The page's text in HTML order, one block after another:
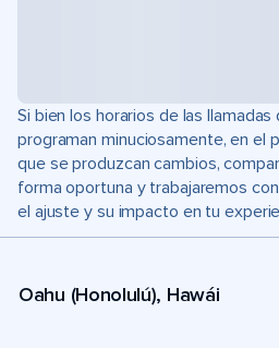
Si bien los horarios de las
programan minuciosamente, en el
que se produzcan cambios,
forma oportuna y trabajaremos
el ajuste y su impacto en tu
Oahu (Honolulú), Hawái